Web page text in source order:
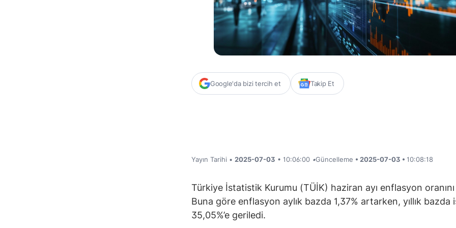
Google'da bizi tercih et Takip Et
Yayın Tarihi • 2025-07-03 • 10:06:00 •Güncelleme • 2025-07-03 • 10:08:18
Türkiye İstatistik Kurumu (TÜİK) haziran ayı enflasyon oranını
Buna göre enflasyon aylık bazda 1,37% artarken, yıllık bazda
35,05%’e geriledi.